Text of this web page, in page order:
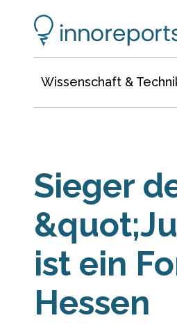
Wissenschaft &
Sieger
ist ein
Hessen